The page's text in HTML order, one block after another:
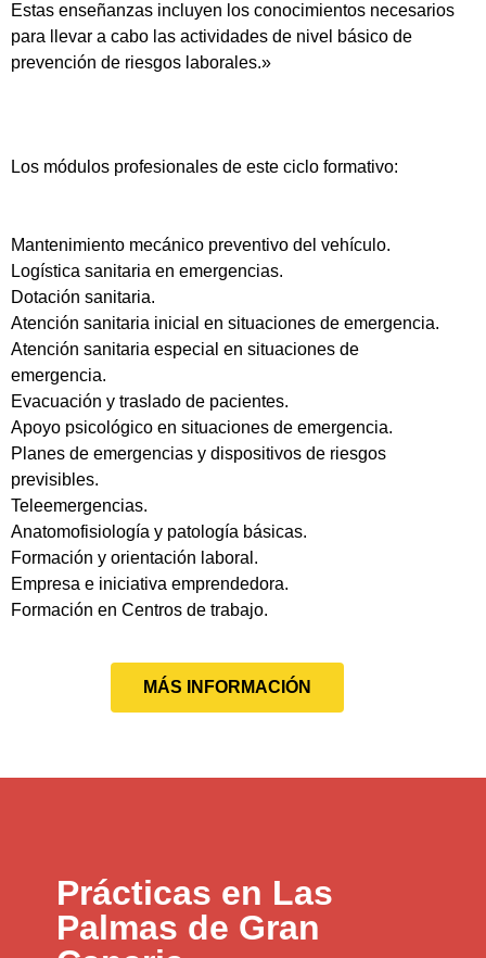
Estas enseñanzas incluyen los conocimientos necesarios
para llevar a cabo las actividades de nivel básico de
prevención de riesgos laborales.»
Los módulos profesionales de este ciclo formativo:
Mantenimiento mecánico preventivo del vehículo.
Logística sanitaria en emergencias.
Dotación sanitaria.
Atención sanitaria inicial en situaciones de emergencia.
Atención sanitaria especial en situaciones de
emergencia.
Evacuación y traslado de pacientes.
Apoyo psicológico en situaciones de emergencia.
Planes de emergencias y dispositivos de riesgos
previsibles.
Teleemergencias.
Anatomofisiología y patología básicas.
Formación y orientación laboral.
Empresa e iniciativa emprendedora.
Formación en Centros de trabajo.
MÁS INFORMACIÓN
Prácticas en Las
Palmas de Gran